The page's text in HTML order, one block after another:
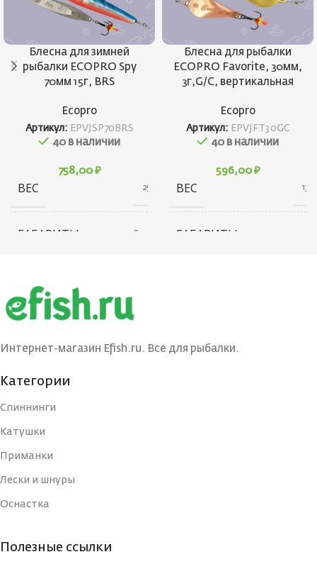
Блесна для зимней
рыбалки ECOPRO Spy
70мм 15г, BRS
Ecopro
Артикул: EPVJSP70BRS
40 в наличии
758,00 ₽
ВЕС 25 г
ГАБАРИТЫ
УПАКОВКА
СТРАНА-
Блесна для рыбалки
ECOPRO Favorite, 30мм,
3г,G/C, вертикальная
Ecopro
Артикул: EPVJFT30GC
40 в наличии
596,00 ₽
ВЕС 13 г
ГАБАРИТЫ
Интернет-магазин Efish.ru. Все для рыбалки.
Категории
Спиннинги
Катушки
Приманки
Лески и шнуры
Оснастка
Полезные ссылки